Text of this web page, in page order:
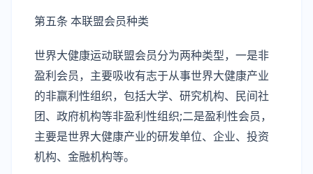
第五条 本联盟会员种类
世界大健康运动联盟会员分为两种类型，一是非
盈利会员，主要吸收有志于从事世界大健康产业
的非赢利性组织，包括大学、研究机构、民间社
团、政府机构等非盈利性组织;二是盈利性会员，
主要是世界大健康产业的研发单位、企业、投资
机构、金融机构等。